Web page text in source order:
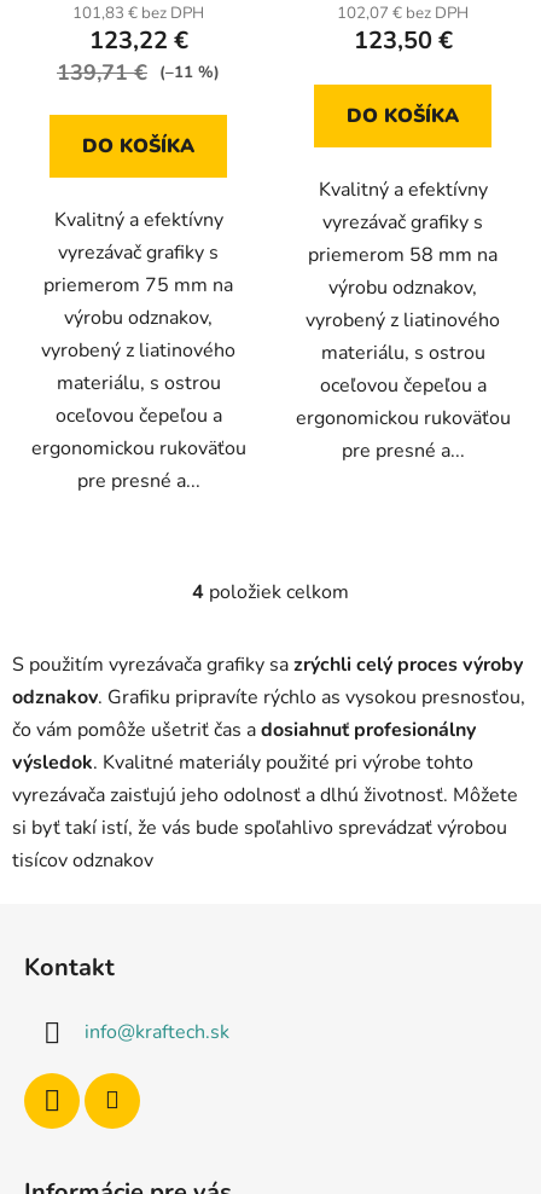
101,83 € bez DPH
123,22 €
139,71 € (–11 %)
DO KOŠÍKA
Kvalitný a efektívny
vyrezávač grafiky s
priemerom 75 mm na
výrobu odznakov,
vyrobený z liatinového
materiálu, s ostrou
oceľovou čepeľou a
ergonomickou rukoväťou
pre presné a...
102,07 € bez DPH
123,50 €
DO KOŠÍKA
Kvalitný a efektívny
vyrezávač grafiky s
priemerom 58 mm na
výrobu odznakov,
vyrobený z liatinového
materiálu, s ostrou
oceľovou čepeľou a
ergonomickou rukoväťou
pre presné a...
O
l
á
d
a
c
i
e
p
4 položiek celkom
S použitím vyrezávača grafiky sazrýchli celý proces výroby
odznakov. Grafiku pripravíte rýchlo as vysokou presnosťou,
čo vám pomôže ušetriť čas adosiahnuť profesionálny
výsledok. Kvalitné materiály použité pri výrobe tohto
vyrezávača zaisťujú jeho odolnosť a dlhú životnosť. Môžete
si byť takí istí, že vás bude spoľahlivo sprevádzať výrobou
tisícov odznakov
Kontakt
info@kraftech.sk